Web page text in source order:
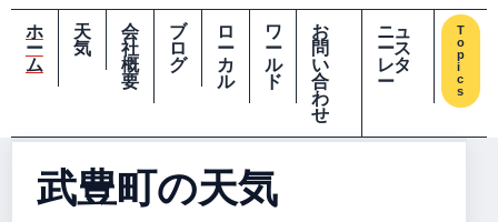
ホ
ー
ム
天
気
会
社
概
要
ブ
ロ
グ
ロ
ー
カ
ル
ワ
ー
ル
ド
お
問
い
合
わ
せ
ニュ
ース
レタ
ー
T
o
p
i
c
s
武豊町の天気